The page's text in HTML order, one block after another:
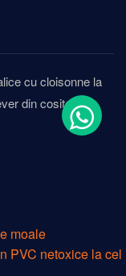
cu cloisonne la
din cositor
moale
PVC netoxice la cel